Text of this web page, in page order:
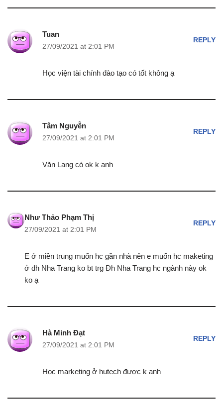
Tuan
27/09/2021 at 2:01 PM
REPLY
Học viện tài chính đào tạo có tốt không ạ
Tâm Nguyễn
27/09/2021 at 2:01 PM
REPLY
Văn Lang có ok k anh
Như Thảo Phạm Thị
27/09/2021 at 2:01 PM
REPLY
E ở miền trung muốn hc gần nhà nên e muốn hc maketing
ở đh Nha Trang ko bt trg Đh Nha Trang hc ngành này ok
ko ạ
Hà Minh Đạt
27/09/2021 at 2:01 PM
REPLY
Học marketing ở hutech được k anh